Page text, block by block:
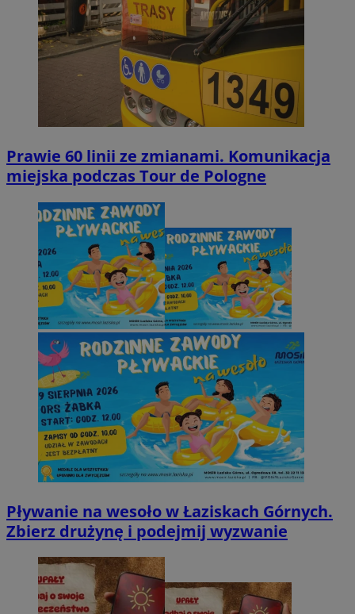
Prawie 60 linii ze zmianami. Komunikacja
miejska podczas Tour de Pologne
Pływanie na wesoło w Łaziskach Górnych.
Zbierz drużynę i podejmij wyzwanie